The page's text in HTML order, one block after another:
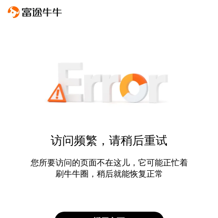
访问频繁，请稍后重试
您所要访问的页面不在这儿，它可能正忙着
刷牛牛圈，稍后就能恢复正常